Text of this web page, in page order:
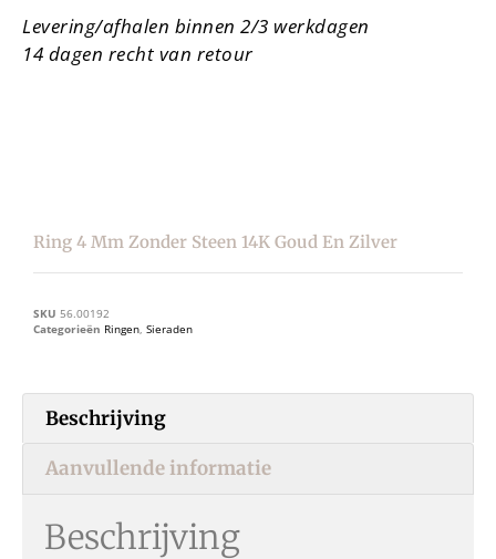
Levering/afhalen binnen 2/3 werkdagen
14 dagen recht van retour
Ring 4 Mm Zonder Steen 14K Goud En Zilver
SKU 56.00192
Categorieën Ringen, Sieraden
Beschrijving
Aanvullende informatie
Beschrijving